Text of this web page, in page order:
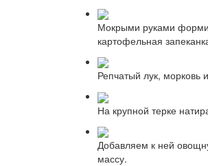
Мокрыми руками
картофельная
Репчатый лук,
На крупной терке
Добавляем к ней
массу.